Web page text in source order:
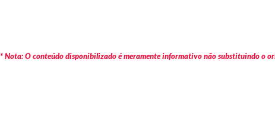
* Nota: O conteúdo disponibilizado é meramente informativo não substituindo o